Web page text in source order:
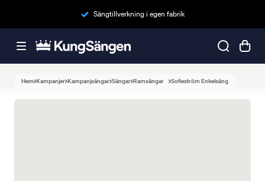
Sängtillverkning i egen fabrik
Hem Kampanjer Kampanjsängar Sängar Ramsängar Sofieström Enkelsäng